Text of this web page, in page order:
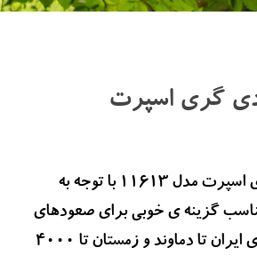
گری اسپرت
کفش کوهنوردی گری اسپرت مدل 11613 با توجه به
گزینه ی خوبی برای صعودهای
پاییزه - بهاره کوه های ایران تا دماوند و زمستان تا 4000